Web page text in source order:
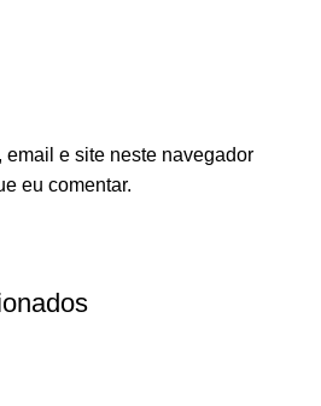
email e site neste navegador
eu comentar.